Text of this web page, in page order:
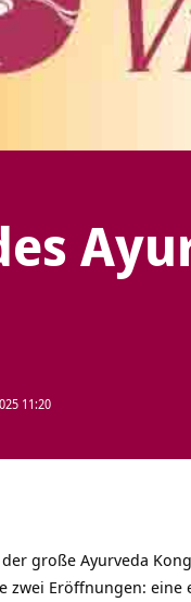
11:20
große Ayurveda
zwei Eröffnungen: eine